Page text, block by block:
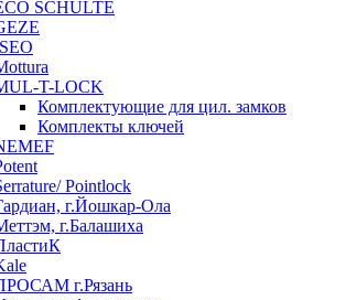
SCHULTE
T-LOCK
Комплектующие для цил. замков
Комплекты ключей
Pointlock
г.Йошкар-Ола
г.Балашиха
г.Рязань